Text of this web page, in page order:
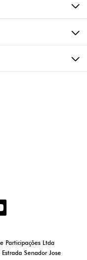
Participações Ltda
Senador Jose